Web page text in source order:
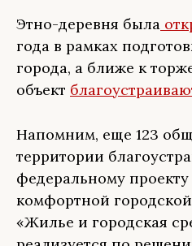
Этно-деревня была
года в рамках
города, а ближе к
объект
Напомним, еще 123
территории
федеральному
комфортной
«Жилье и городская